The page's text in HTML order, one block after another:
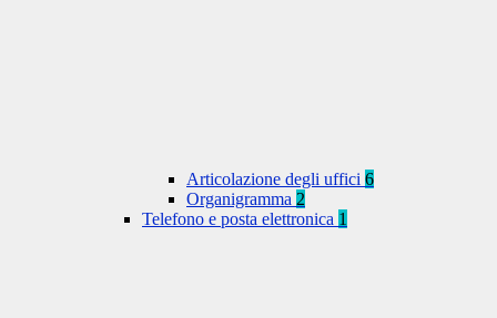
Articolazione degli uffici 6
Organigramma 2
Telefono e posta elettronica 1